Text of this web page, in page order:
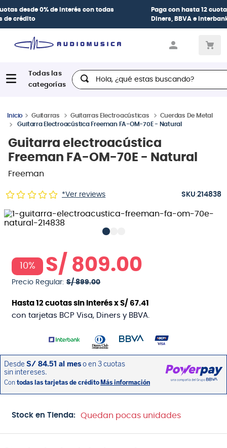
Paga conhasta 12 cuotas sin intereses con tarjetasBCP Visa,
Diners, BBVA e Interbank
Hola, ¿qué estas buscando?
Guitarras Guitarras Electroacústicas
Cuerdas De Metal
Guitarra Electroacústica Freeman FA-OM-70E - Natural
Guitarra electroacústica
Freeman FA-OM-70E - Natural
Freeman
*Ver reviews :214838
10% S/ 809.00
Precio Regular: S/ 899.00
Hasta12 cuotas sin interés xS/ 67.41
con tarjetas BCP Visa, Diners y BBVA.
Stock en Tienda: Quedan pocas unidades